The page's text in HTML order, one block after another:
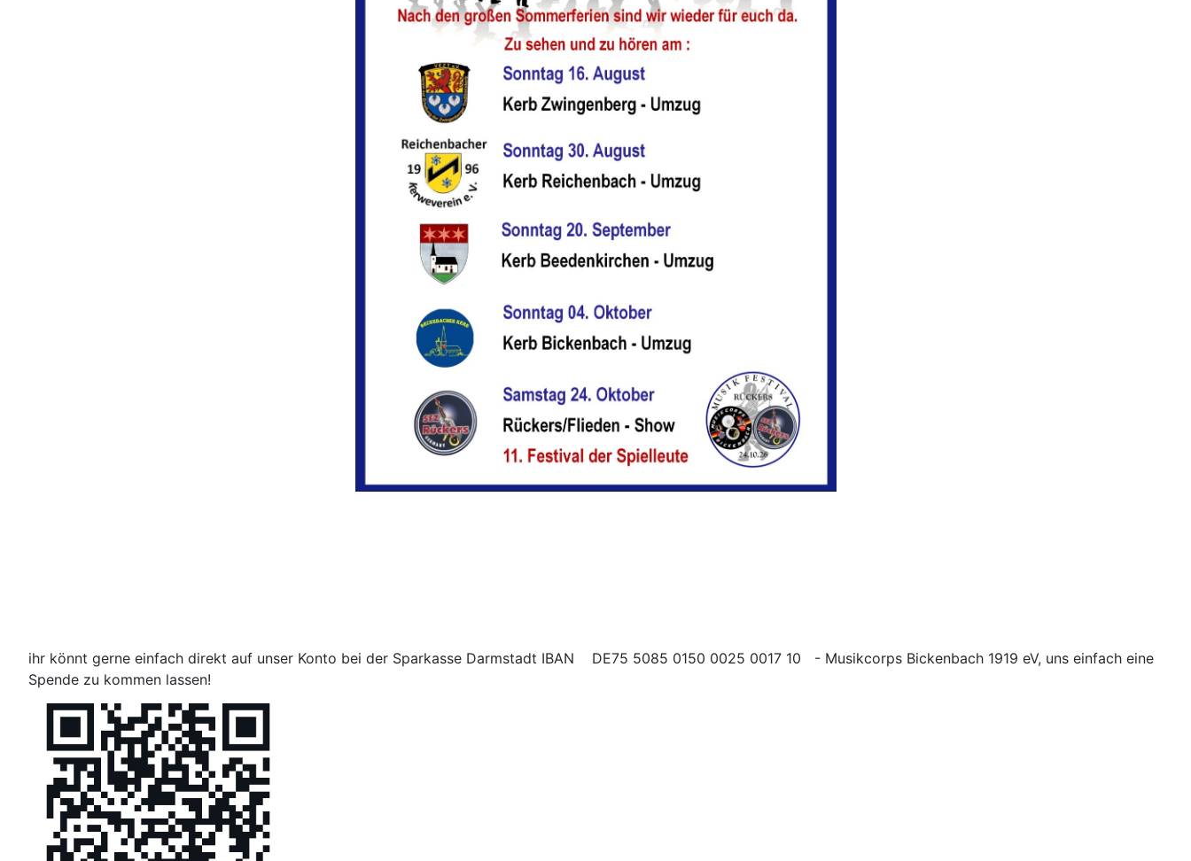
ihr könnt gerne einfach direkt auf unser Konto bei der Sparkasse Darmstadt IBAN DE75 5085 0150 0025 0017 10 - Musikcorps Bickenbach 1919 eV, uns einfach eine
Spende zu kommen lassen!